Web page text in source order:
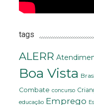
tags
ALERR
Boa Vista
Combate concurso
educação Emprego